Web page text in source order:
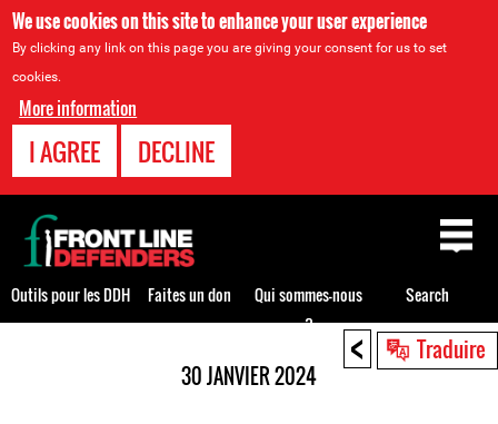
We use cookies on this site to enhance your user experience
By clicking any link on this page you are giving your consent for us to set
cookies.
More information
I AGREE DECLINE
< Traduire
30 JANVIER 2024
Back
to
top
Outils pour les DDH Faites un don
Qui sommes-nous
?
Search